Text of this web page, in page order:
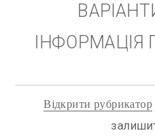
Відкрити рубрикатор